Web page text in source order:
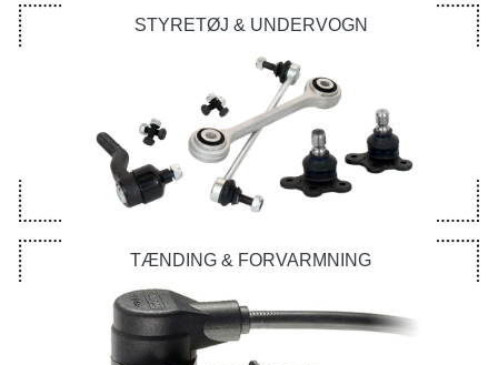
STYRETØJ & UNDERVOGN
TÆNDING & FORVARMNING